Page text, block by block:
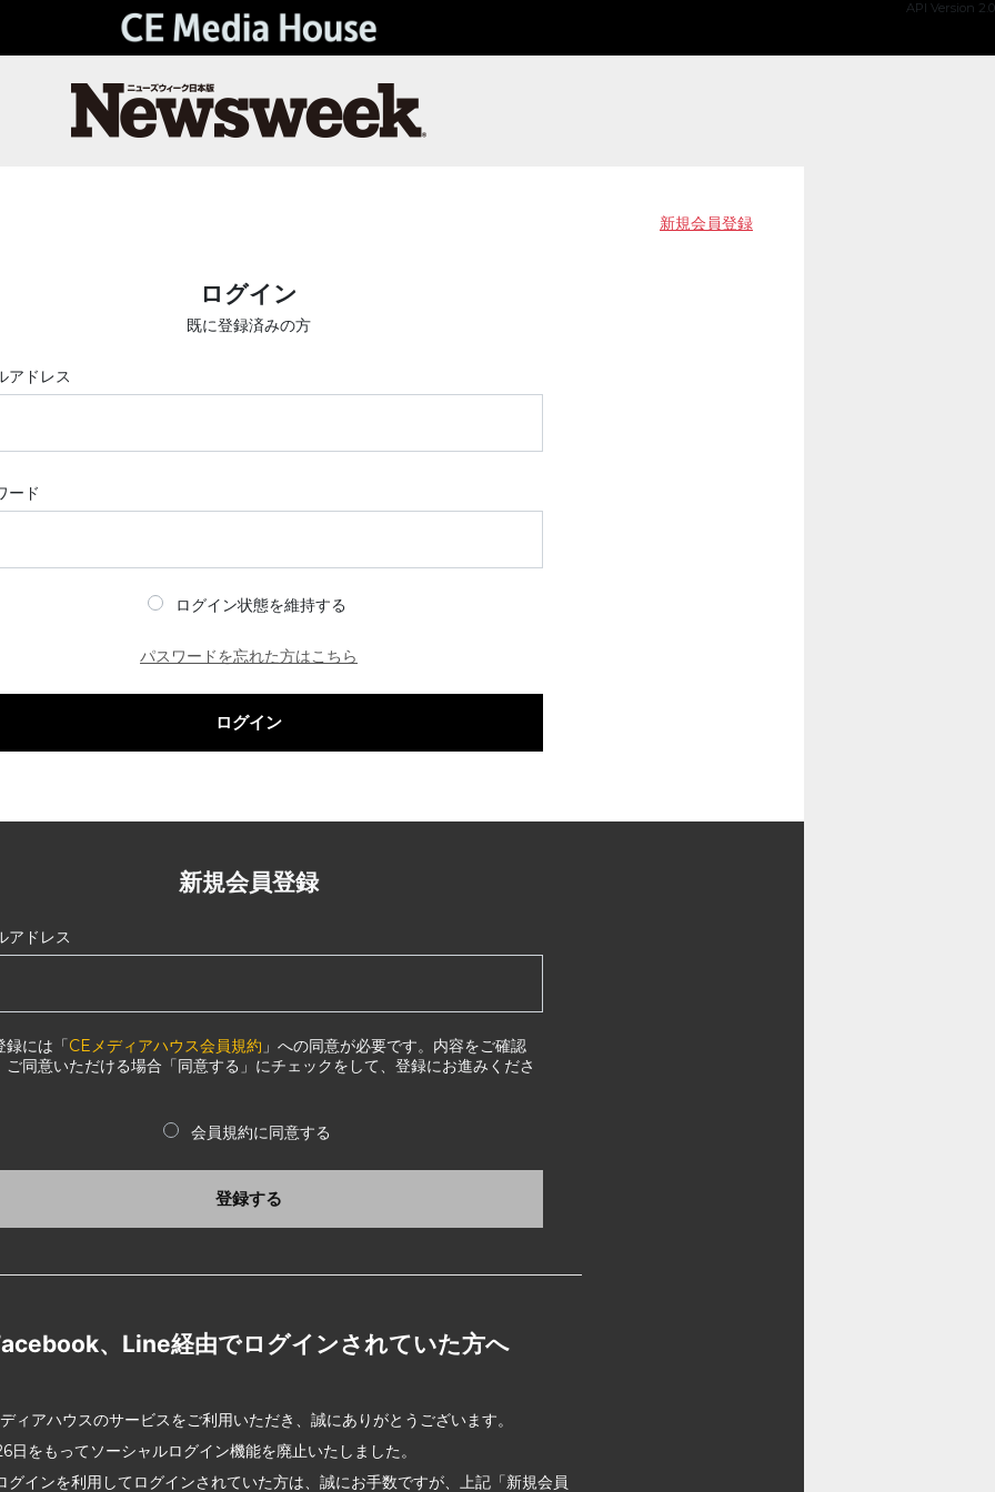
API Version 2.0
新規会員登録
ログイン
既に登録済みの方
アドレス
ード
ログイン状態を維持する
パスワードを忘れた方はこちら
ログイン
新規会員登録
アドレス
録には「CEメディアハウス会員規約 」への同意が必要です。内容をご確認
ご同意いただける場合「同意する」にチェックをして、登録にお進みくださ
会員規約に同意する
登録する
、Line経由でログインされていた方へ
ィアハウスのサービスをご利用いただき、誠にありがとうございます。
日をもってソーシャルログイン機能を廃止いたしました。
グインを利用してログインされていた方は、誠にお手数ですが、上記「新規会員